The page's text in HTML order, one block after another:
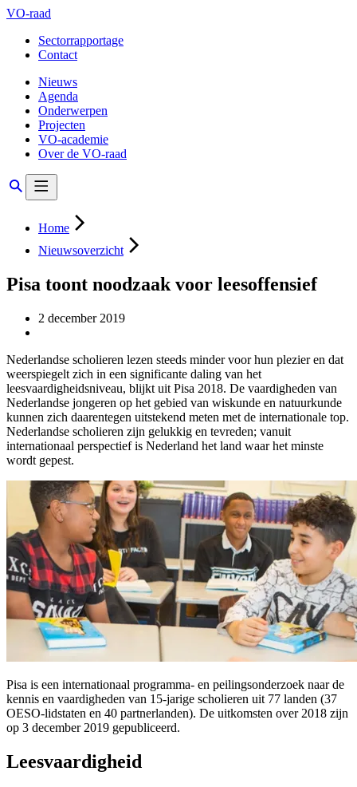
VO-raad
Sectorrapportage
Contact
Nieuws
Agenda
Onderwerpen
Projecten
VO-academie
Over de VO-raad
Home
Nieuwsoverzicht
Pisa toont noodzaak voor leesoffensief
2 december 2019
Nederlandse scholieren lezen steeds minder voor hun plezier en dat
weerspiegelt zich in een significante daling van het
leesvaardigheidsniveau, blijkt uit Pisa 2018. De vaardigheden van
Nederlandse jongeren op het gebied van wiskunde en natuurkunde
kunnen zich daarentegen uitstekend meten met de internationale top.
Nederlandse scholieren zijn gelukkig en tevreden; vanuit
internationaal perspectief is Nederland het land waar het minste
wordt gepest.
Pisa is een internationaal programma- en peilingsonderzoek naar de
kennis en vaardigheden van 15-jarige scholieren uit 77 landen (37
OESO-lidstaten en 40 partnerlanden). De uitkomsten over 2018 zijn
op 3 december 2019 gepubliceerd.
Leesvaardigheid